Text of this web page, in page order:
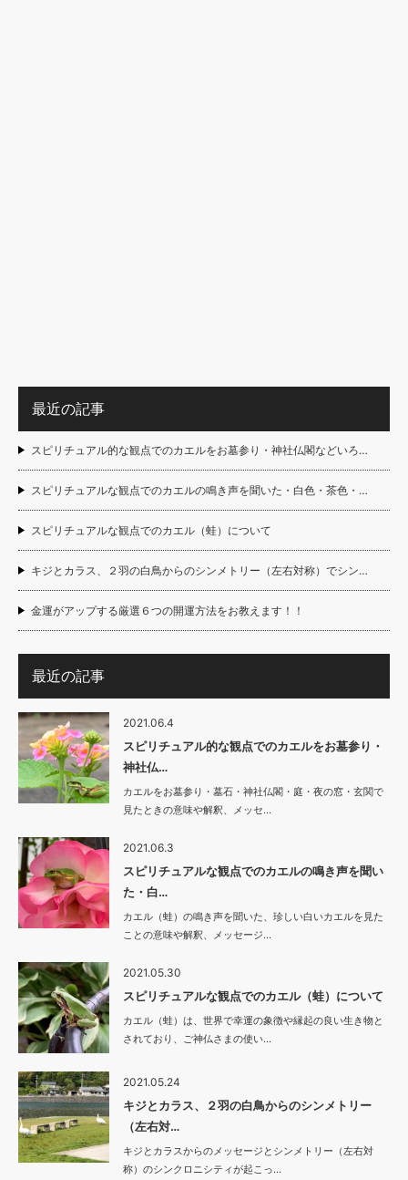
最近の記事
スピリチュアル的な観点でのカエルをお墓参り・神社仏閣などいろ…
スピリチュアルな観点でのカエルの鳴き声を聞いた・白色・茶色・…
スピリチュアルな観点でのカエル（蛙）について
キジとカラス、２羽の白鳥からのシンメトリー（左右対称）でシン…
金運がアップする厳選６つの開運方法をお教えます！！
最近の記事
2021.06.4
スピリチュアル的な観点でのカエルをお墓参り・
神社仏…
カエルをお墓参り・墓石・神社仏閣・庭・夜の窓・玄関で
見たときの意味や解釈、メッセ…
2021.06.3
スピリチュアルな観点でのカエルの鳴き声を聞い
た・白…
カエル（蛙）の鳴き声を聞いた、珍しい白いカエルを見た
ことの意味や解釈、メッセージ…
2021.05.30
スピリチュアルな観点でのカエル（蛙）について
カエル（蛙）は、世界で幸運の象徴や縁起の良い生き物と
されており、ご神仏さまの使い…
2021.05.24
キジとカラス、２羽の白鳥からのシンメトリー
（左右対…
キジとカラスからのメッセージとシンメトリー（左右対
称）のシンクロニシティが起こっ…